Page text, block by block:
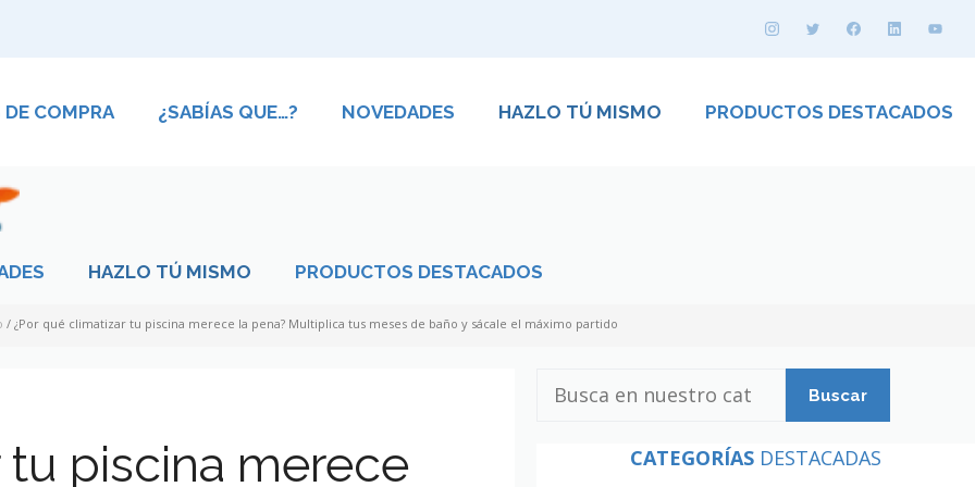
DE COMPRA ¿SABÍAS QUE…? NOVEDADES HAZLO TÚ MISMO PRODUCTOS DESTACADOS
HAZLO TÚ MISMO PRODUCTOS DESTACADOS
/ ¿Por qué climatizar tu piscina merece la pena? Multiplica tus meses de baño y sácale el máximo partido
piscina merece
Busca
en
CATEGORÍASDESTACADAS